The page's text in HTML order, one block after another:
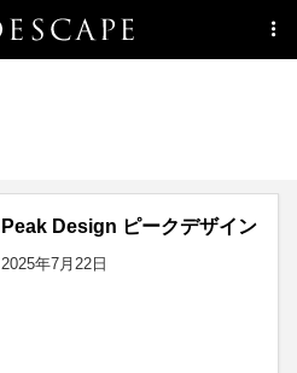
Peak Design ピークデザイン
2025年7月22日